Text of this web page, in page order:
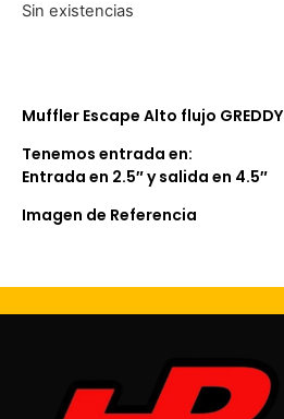
Sin existencias
Muffler Escape Alto flujo GREDDY
Tenemos entrada en:
Entrada en 2.5″ y salida en 4.5″
Imagen de Referencia